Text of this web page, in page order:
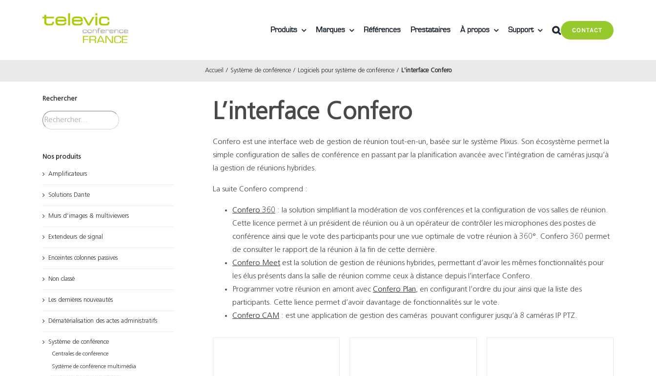
Produits Marques Références Prestataires À propos Support CONTACT
Accueil Système de conférence Logiciels pour système de conférence L'interface Confero
L’interface Confero
Confero est une interface web de gestion de réunion tout-en-un, basée sur le système Plixus. Son écosystème permet la
simple configuration de salles de conférence en passant par la planification avancée avec l’intégration de caméras jusqu’à
la gestion de réunions hybrides.
La suite Confero comprend :
Confero 360 : la solution simplifiant la modération de vos conférences et la configuration de vos salles de réunion.
Cette licence permet à un président de réunion ou à un opérateur de contrôler les microphones des postes de
conférence ainsi que le vote des participants pour une vue optimale de votre réunion à 360°. Confero 360 permet
de consulter le rapport de la réunion à la fin de cette dernière.
Confero Meet est la solution de gestion de réunions hybrides, permettant d’avoir les mêmes fonctionnalités pour
les élus présents dans la salle de réunion comme ceux à distance depuis l’interface Confero.
Programmer votre réunion en amont avecConfero Plan, en configurant l’ordre du jour ainsi que la liste des
participants. Cette lience permet d’avoir davantage de fonctionnalités sur le vote.
Confero CAM : est une application de gestion des caméras pouvant configurer jusqu’à 8 caméras IP PTZ.
Rechercher
Nos produits
Amplificateurs
Solutions Dante
Murs d’images & multiviewers
Extendeurs de signal
Enceintes colonnes passives
Non classé
Les dernières nouveautés
Dématérialisation des actes administratifs
Système de conférence
Centrales de conférence
Système de conférence multimédia